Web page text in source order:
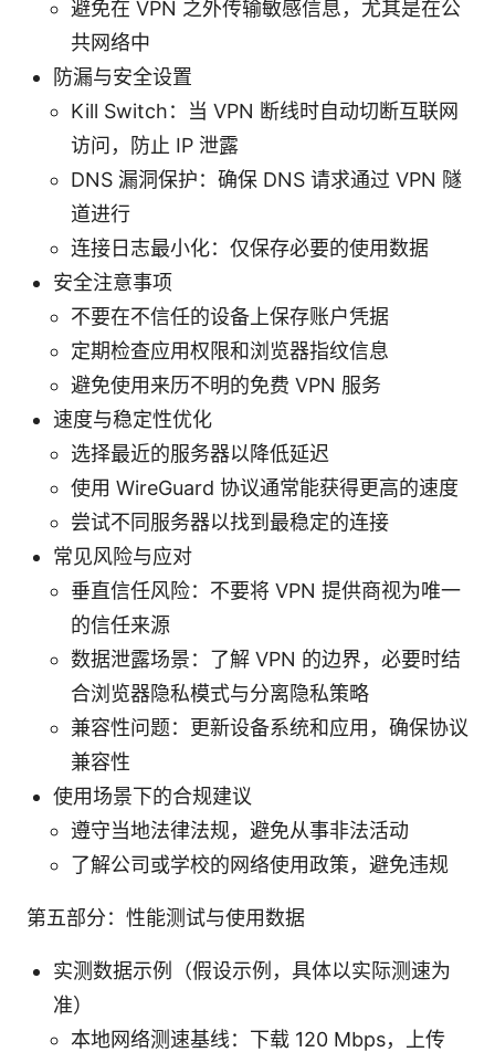
避免在 VPN 之外传输敏感信息，尤其是在公
共网络中
防漏与安全设置
Kill Switch：当 VPN 断线时自动切断互联网
访问，防止 IP 泄露
DNS 漏洞保护：确保 DNS 请求通过 VPN 隧
道进行
连接日志最小化：仅保存必要的使用数据
安全注意事项
不要在不信任的设备上保存账户凭据
定期检查应用权限和浏览器指纹信息
避免使用来历不明的免费 VPN 服务
速度与稳定性优化
选择最近的服务器以降低延迟
使用 WireGuard 协议通常能获得更高的速度
尝试不同服务器以找到最稳定的连接
常见风险与应对
垂直信任风险：不要将 VPN 提供商视为唯一
的信任来源
数据泄露场景：了解 VPN 的边界，必要时结
合浏览器隐私模式与分离隐私策略
兼容性问题：更新设备系统和应用，确保协议
兼容性
使用场景下的合规建议
遵守当地法律法规，避免从事非法活动
了解公司或学校的网络使用政策，避免违规
第五部分：性能测试与使用数据
实测数据示例（假设示例，具体以实际测速为
准）
本地网络测速基线：下载 120 Mbps，上传